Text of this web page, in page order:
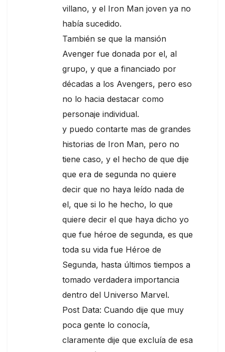
villano, y el Iron Man joven ya no
había sucedido.
También se que la mansión
Avenger fue donada por el, al
grupo, y que a financiado por
décadas a los Avengers, pero eso
no lo hacia destacar como
personaje individual.
y puedo contarte mas de grandes
historias de Iron Man, pero no
tiene caso, y el hecho de que dije
que era de segunda no quiere
decir que no haya leído nada de
el, que si lo he hecho, lo que
quiere decir el que haya dicho yo
que fue héroe de segunda, es que
toda su vida fue Héroe de
Segunda, hasta últimos tiempos a
tomado verdadera importancia
dentro del Universo Marvel.
Post Data: Cuando dije que muy
poca gente lo conocía,
claramente dije que excluía de esa